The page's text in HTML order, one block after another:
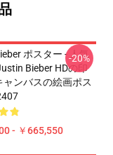
ポスター - 人気
Bieber HDの印
ャンバスの絵画ポス
- ￥665,550
-20%